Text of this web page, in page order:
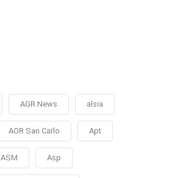
AGR News alsia
AOR San Carlo Apt
ASM Asp